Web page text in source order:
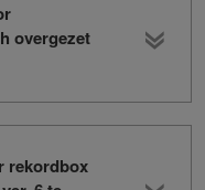
overgezet
rekordbox